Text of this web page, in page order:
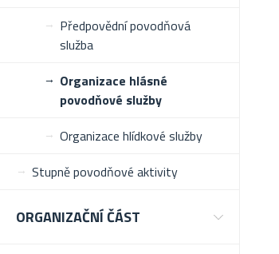
Předpovědní povodňová
služba
Organizace hlásné
povodňové služby
Organizace hlídkové služby
Stupně povodňové aktivity
ORGANIZAČNÍ ČÁST